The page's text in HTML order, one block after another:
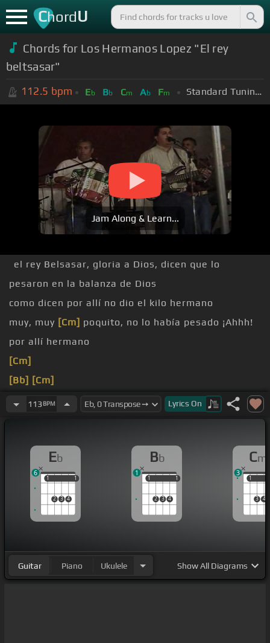
ChordU
Chords for Los Hermanos Lopez "El rey
beltsasar"
112.5 bpm Eb Bb Cm Ab Fm Standard Tuning (EADGBE)
Jam Along & Learn...
el rey Belsasar, gloria a Dios, dicen que lo
pesaron en la balanza de Dios
como dicen por allí no dio el kilo hermano
muy, muy [Cm] poquito, no lo había pesado ¡Ahhh!
por allí hermano
[Cm]
[Bb] [Cm]
[Gm] [Fm]
113 BPM Lyrics On
Eb
1
2 3 4
1
1 1
6
Bb
1
2 3 4
1
1 1
1
Cm
1
3 4
1
3
Guitar Piano Ukulele ShowAll Diagrams